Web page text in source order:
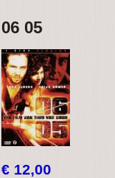
06 05
€ 12,00